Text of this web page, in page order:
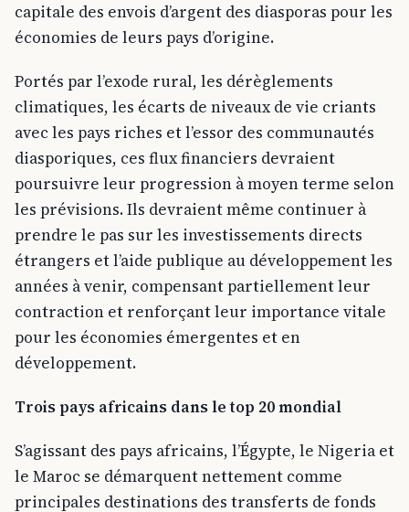
capitale des envois d’argent des diasporas pour les
économies de leurs pays d’origine.
Portés par l’exode rural, les dérèglements
climatiques, les écarts de niveaux de vie criants
avec les pays riches et l’essor des communautés
diasporiques, ces flux financiers devraient
poursuivre leur progression à moyen terme selon
les prévisions. Ils devraient même continuer à
prendre le pas sur les investissements directs
étrangers et l’aide publique au développement les
années à venir, compensant partiellement leur
contraction et renforçant leur importance vitale
pour les économies émergentes et en
développement.
Trois pays africains dans le top 20 mondial
S’agissant des pays africains, l’Égypte, le Nigeria et
le Maroc se démarquent nettement comme
principales destinations des transferts de fonds